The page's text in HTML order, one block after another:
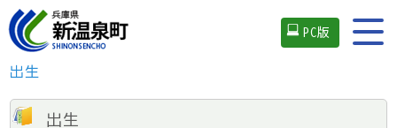
PC版
出生
出生